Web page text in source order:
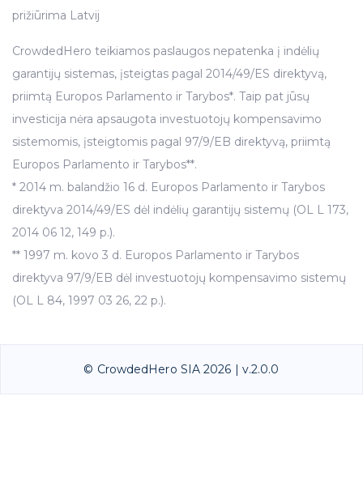
prižiūrima Latvij
CrowdedHero teikiamos paslaugos nepatenka į indėlių
garantijų sistemas, įsteigtas pagal 2014/49/ES direktyvą,
priimtą Europos Parlamento ir Tarybos*. Taip pat jūsų
investicija nėra apsaugota investuotojų kompensavimo
sistemomis, įsteigtomis pagal 97/9/EB direktyvą, priimtą
Europos Parlamento ir Tarybos**.
* 2014 m. balandžio 16 d. Europos Parlamento ir Tarybos
direktyva 2014/49/ES dėl indėlių garantijų sistemų (OL L 173,
2014 06 12, 149 p.).
** 1997 m. kovo 3 d. Europos Parlamento ir Tarybos
direktyva 97/9/EB dėl investuotojų kompensavimo sistemų
(OL L 84, 1997 03 26, 22 p.).
© CrowdedHero SIA 2026 | v.2.0.0